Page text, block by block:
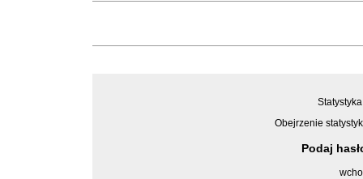
Obejrzenie
Podaj